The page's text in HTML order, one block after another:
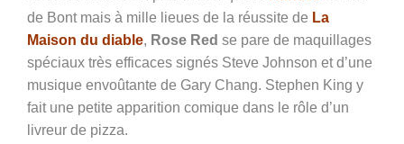
de Bont mais à mille lieues de la réussite de La
Maison du diable, Rose Red se pare de maquillages
spéciaux très efficaces signés Steve Johnson et d’une
musique envoûtante de Gary Chang. Stephen King y
fait une petite apparition comique dans le rôle d’un
livreur de pizza.